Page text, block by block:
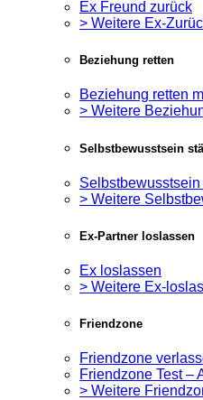
Ex Freund zurück
> Weitere Ex-
Beziehung retten
Beziehung retten
> Weitere
Selbstbewusstsein
Selbstbewusstsein
> Weitere
Ex-Partner loslassen
Ex loslassen
> Weitere Ex-
Friendzone
Friendzone
Friendzone Test –
> Weitere